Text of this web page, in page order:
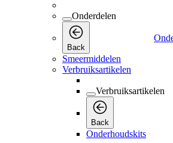
Onderdelen
Back
Smeermiddelen
Verbruiksartikelen
Verbruiksartikelen
Back
Onderhoudskits